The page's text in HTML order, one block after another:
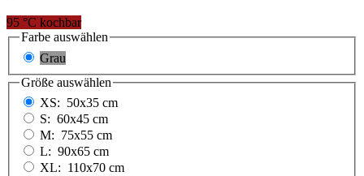
95 °C kochbar
Farbe auswählen
Grau
Größe auswählen
XS: 50x35 cm
S: 60x45 cm
M: 75x55 cm
L: 90x65 cm
XL: 110x70 cm